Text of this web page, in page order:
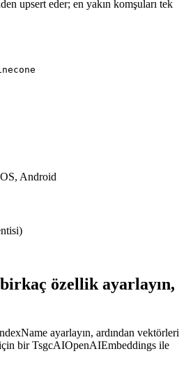
upsert eder; en yakın komşuları tek
Android
özellik ayarlayın,
ayarlayın, ardından vektörleri
bir TsgcAIOpenAIEmbeddings ile